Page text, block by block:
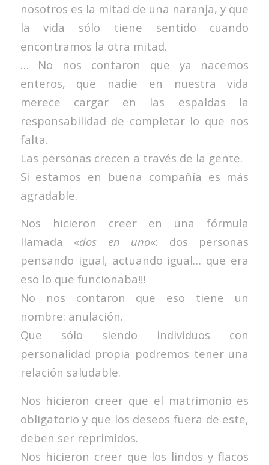
nosotros es la mitad de una naranja, y que
la vida sólo tiene sentido cuando
encontramos la otra mitad.
… No nos contaron que ya nacemos
enteros, que nadie en nuestra vida
merece cargar en las espaldas la
responsabilidad de completar lo que nos
falta.
Las personas crecen a través de la gente.
Si estamos en buena compañía es más
agradable.
Nos hicieron creer en una fórmula
llamada «dos en uno«: dos personas
pensando igual, actuando igual… que era
eso lo que funcionaba!!!
No nos contaron que eso tiene un
nombre: anulación.
Que sólo siendo individuos con
personalidad propia podremos tener una
relación saludable.
Nos hicieron creer que el matrimonio es
obligatorio y que los deseos fuera de este,
deben ser reprimidos.
Nos hicieron creer que los lindos y flacos